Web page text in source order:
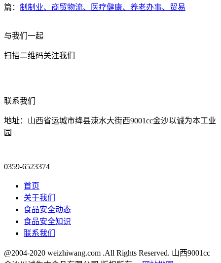
篇： 制制业、商贸物流、医疗健康、养老办事、贸易
与我们一起
扫描二维码关注我们
联系我们
地址：山西省运城市绛县涑水大街西9001cc金沙以诚为本工业
园
0359-6523374
首页
关于我们
食品安全动态
食品安全知识
联系我们
@2004-2020 weizhiwang.com .All Rights Reserved. 山西9001cc